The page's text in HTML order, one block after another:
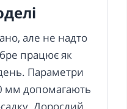
але не надто
працює як
Параметри
мм допомагають